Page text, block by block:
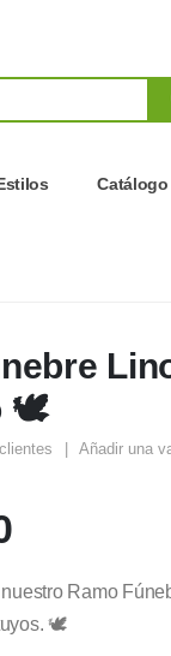
🕊️
Añadir una
Ramo
🕊️